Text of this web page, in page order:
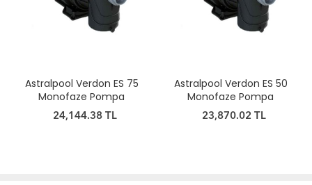
Astralpool Verdon ES 75
Monofaze Pompa
24,144.38 TL
Astralpool Verdon ES 50
Monofaze Pompa
23,870.02 TL